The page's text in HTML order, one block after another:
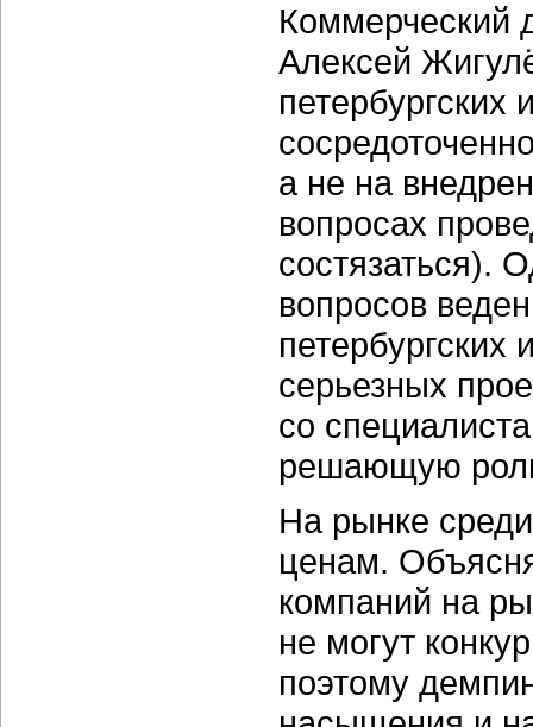
Коммерческий
Алексей
петербургских
а не на
вопросах
состязаться).
вопросов
серьезных
со
решающую
На рынке
ценам.
компаний на
не могут
поэтому